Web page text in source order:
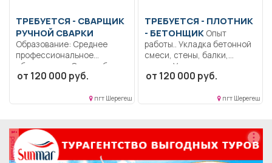
ТРЕБУЕТСЯ - СВАРЩИК
РУЧНОЙ СВАРКИ
Образование: Среднее
профессиональное
образование. Опыт работы..
Сварка технологических
от 120 000 руб.
пгт Шерегеш
ТРЕБУЕТСЯ - ПЛОТНИК
- БЕТОНЩИКОпыт
работы.. Укладка бетонной
смеси, стены, балки,
плиты; Укладка...
от 120 000 руб.
пгт Шерегеш
реклама